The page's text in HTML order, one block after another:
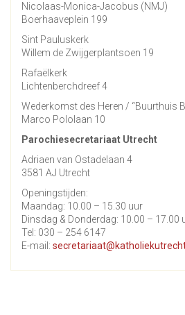
Nicolaas-Monica-Jacobus (NMJ)
Boerhaaveplein 199
Sint Pauluskerk
Willem de Zwijgerplantsoen 19
Rafaëlkerk
Lichtenberchdreef 4
Wederkomst des Heren / “Buurthuis
Marco Pololaan 10
Parochiesecretariaat Utrecht
Adriaen van Ostadelaan 4
3581 AJ Utrecht
Openingstijden:
Maandag: 10.00 – 15.30 uur
Dinsdag & Donderdag: 10.00 – 17.00
Tel: 030 – 254 6147
E-mail: